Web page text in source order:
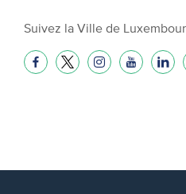
Suivez la Ville de